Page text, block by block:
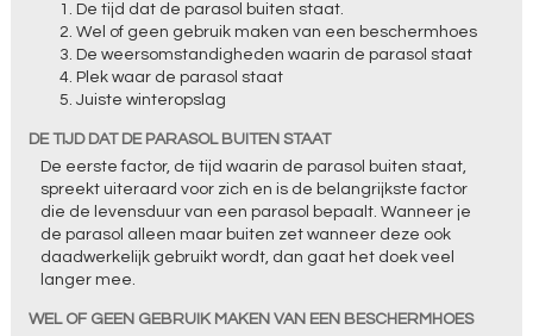
De tijd dat de parasol buiten staat.
Wel of geen gebruik maken van een beschermhoes
De weersomstandigheden waarin de parasol staat
Plek waar de parasol staat
Juiste winteropslag
DE TIJD DAT DE PARASOL BUITEN STAAT
De eerste factor, de tijd waarin de parasol buiten staat,
spreekt uiteraard voor zich en is de belangrijkste factor
die de levensduur van een parasol bepaalt. Wanneer je
de parasol alleen maar buiten zet wanneer deze ook
daadwerkelijk gebruikt wordt, dan gaat het doek veel
langer mee.
WEL OF GEEN GEBRUIK MAKEN VAN EEN BESCHERMHOES